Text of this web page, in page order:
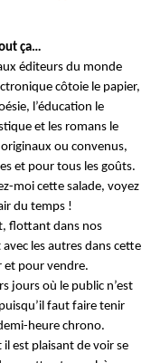
ça…
éditeurs du monde
côtoie le papier,
l’éducation le
et les romans le
ou convenus,
et pour tous les goûts.
moi cette salade, voyez
du temps !
flottant dans nos
les autres dans cette
et pour vendre.
jours où le public n’est
faut faire tenir
heure chrono.
est plaisant de voir se